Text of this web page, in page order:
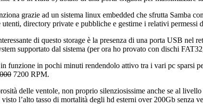
grazie ad un sistema linux embedded che sfrutta Samba
utenti, directory private e pubbliche e gestirne i relativi permessi
di questo storage è la presenza di una porta USB nel
supportato dal sistema (per ora ho provato con dischi
funzione in pochi minuti rendendolo attivo tra i vari pc sparsi
7200 RPM.
delle ventole, non proprio silenziosissime anche se al
visto l’alto tasso di mortalità degli hd esterni over 200Gb senza